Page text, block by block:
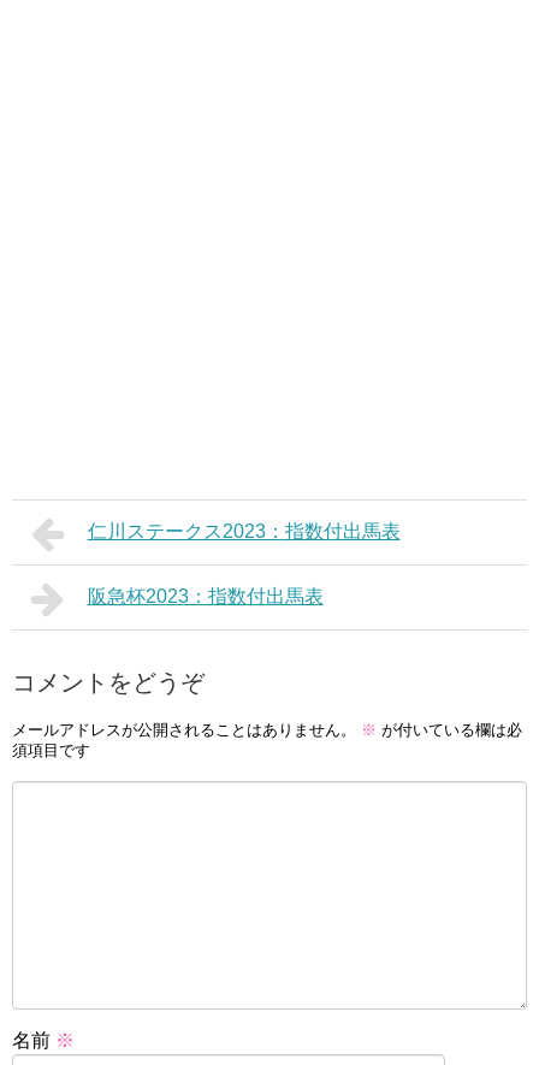
仁川ステークス2023：指数付出馬表
阪急杯2023：指数付出馬表
コメントをどうぞ
メールアドレスが公開されることはありません。 ※ が付いている欄は必
須項目です
名前 ※